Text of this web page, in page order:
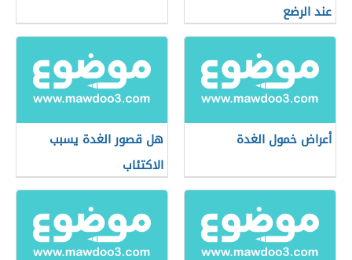
عند الرضع
أعراض خمول الغدة
هل قصور الغدة يسبب
الاكتئاب